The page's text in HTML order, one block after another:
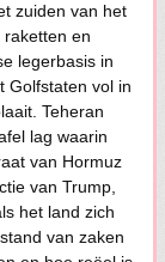
zuiden van het
en
legerbasis in
Golfstaten vol in
Teheran
lag waarin
van Hormuz
van Trump,
het land zich
van zaken